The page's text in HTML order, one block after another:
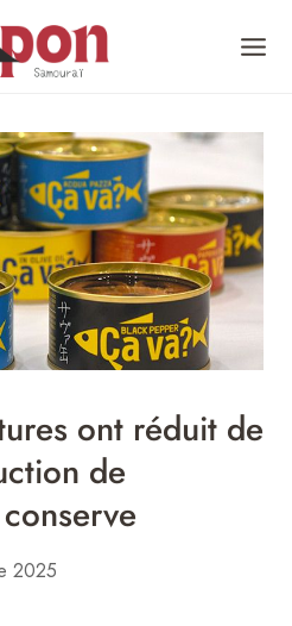
ont réduit de
de
2025